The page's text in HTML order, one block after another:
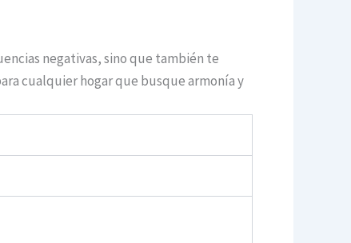
negativas, sino que también te
cualquier hogar que busque armonía y